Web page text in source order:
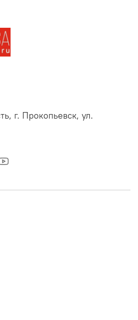
г. Прокопьевск, ул.